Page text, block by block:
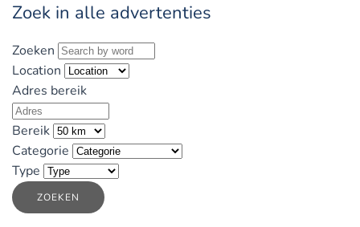
Zoek in alle advertenties
Zoeken
Location
Adres bereik
Bereik
Categorie
Type
ZOEKEN